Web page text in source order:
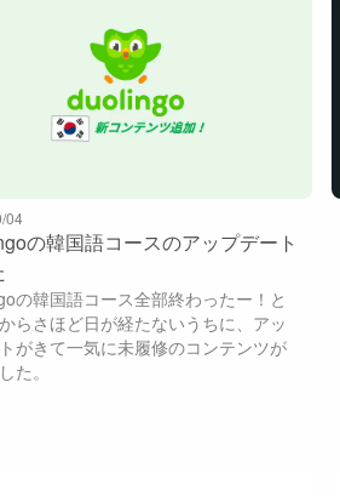
04
の韓国語コースのアップデート
の韓国語コース全部終わったー！と
らさほど日が経たないうちに、アッ
がきて一気に未履修のコンテンツが
た。